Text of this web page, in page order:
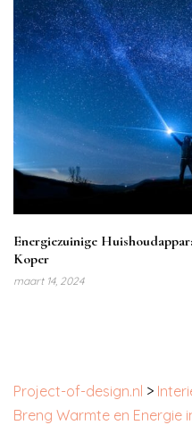
Energiezuinige
Koper
maart 14, 2024
Project-of-design.nl >
Breng Warmte en Energie